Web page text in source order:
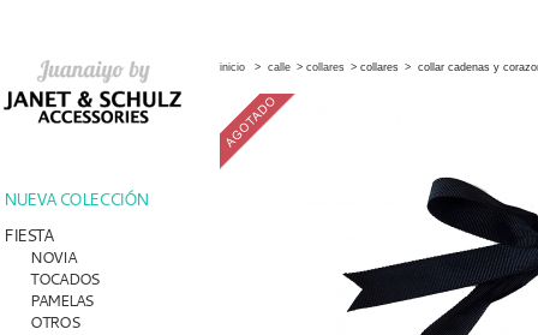
NUEVA COLECCIÓN
FIESTA
NOVIA
TOCADOS
PAMELAS
OTROS
inicio > calle > collares > collares > collar cadenas y